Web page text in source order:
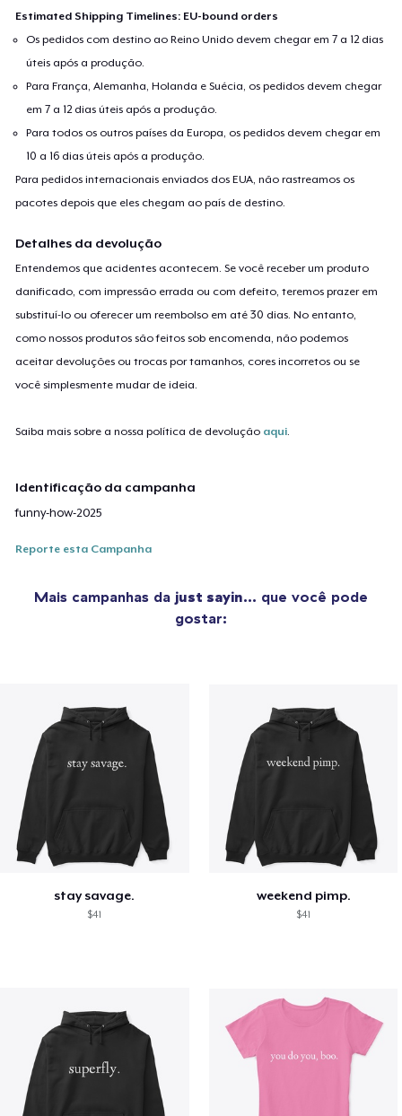
Estimated Shipping Timelines: EU-bound orders
Os pedidos com destino ao Reino Unido devem chegar em 7 a 12 dias
úteis após a produção.
Para França, Alemanha, Holanda e Suécia, os pedidos devem chegar
em 7 a 12 dias úteis após a produção.
Para todos os outros países da Europa, os pedidos devem chegar em
10 a 16 dias úteis após a produção.
Para pedidos internacionais enviados dos EUA, não rastreamos os
pacotes depois que eles chegam ao país de destino.
Detalhes da devolução
Entendemos que acidentes acontecem. Se você receber um produto
danificado, com impressão errada ou com defeito, teremos prazer em
substituí-lo ou oferecer um reembolso em até 30 dias. No entanto,
como nossos produtos são feitos sob encomenda, não podemos
aceitar devoluções ou trocas por tamanhos, cores incorretos ou se
você simplesmente mudar de ideia.
Saiba mais sobre a nossa política de devolução aqui
Identificação da campanha
funny-how-2025
Reporte esta Campanha
Mais campanhas da just sayin… que você pode
gostar:
stay savage.
$41
weekend pimp.
$41